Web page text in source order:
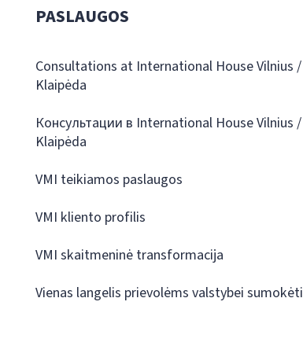
PASLAUGOS
Consultations at International House Vilnius /
Klaipėda
Консультации в International House Vilnius /
Klaipėda
VMI teikiamos paslaugos
VMI kliento profilis
VMI skaitmeninė transformacija
Vienas langelis prievolėms valstybei sumokėti